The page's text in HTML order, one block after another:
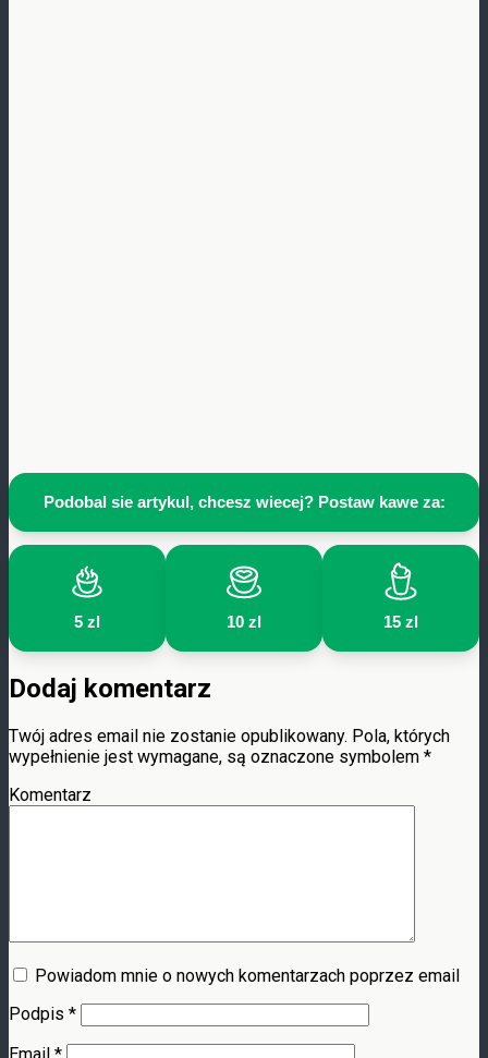
Podobal sie artykul, chcesz wiecej? Postaw kawe za:
5 zl 10 zl 15 zl
Dodaj komentarz
Twój adres email nie zostanie opublikowany. Pola, których
wypełnienie jest wymagane, są oznaczone symbolem *
Komentarz
Powiadom mnie o nowych komentarzach poprzez email
Podpis *